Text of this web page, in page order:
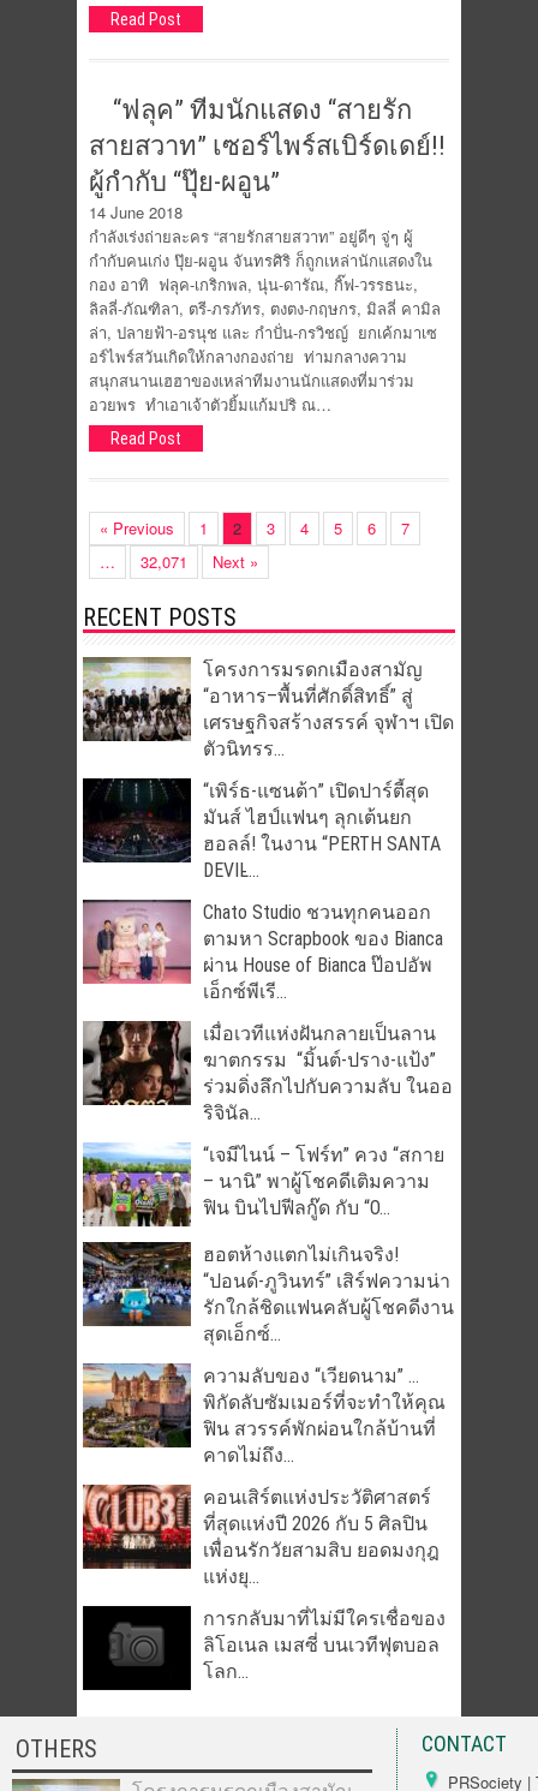
Read Post
“ฟลุค” ทีมนักแสดง “สายรัก
สายสวาท” เซอร์ไพร์สเบิร์ดเดย์!!
ผู้กำกับ “ปุ๊ย-ผอูน”
14 June 2018
กำลังเร่งถ่ายละคร “สายรักสายสวาท” อยู่ดีๆ จู่ๆ ผู้
กำกับคนเก่ง ปุ๊ย-ผอูน จันทรศิริ ก็ถูกเหล่านักแสดงใน
กอง อาทิ ฟลุค-เกริกพล, นุ่น-ดารัณ, กิ๊ฟ-วรรธนะ,
ลิลลี่-ภัณฑิลา, ตรี-ภรภัทร, ตงตง-กฤษกร, มิลลี่ คามิล
ล่า, ปลายฟ้า-อรนุช และ กำปั่น-กรวิชญ์ ยกเค้กมาเซ
อร์ไพร์สวันเกิดให้กลางกองถ่าย ท่ามกลางความ
สนุกสนานเฮฮาของเหล่าทีมงานนักแสดงที่มาร่วม
อวยพร ทำเอาเจ้าตัวยิ้มแก้มปริ ณ…
Read Post
« Previous 1 2 3 4 5 6
7
…
32,071 Next »
RECENT POSTS
โครงการมรดกเมืองสามัญ
“อาหาร–พื้นที่ศักดิ์สิทธิ์” สู่
เศรษฐกิจสร้างสรรค์ จุฬาฯ เปิด
ตัวนิทรร...
“เพิร์ธ-แซนต้า” เปิดปาร์ตี้สุด
มันส์ ไฮป์แฟนๆ ลุกเต้นยก
ฮอลล์! ในงาน “PERTH SANTA
DEVIL̵...
Chato Studio ชวนทุกคนออก
ตามหา Scrapbook ของ Bianca
ผ่าน House of Bianca ป๊อปอัพ
เอ็กซ์พีเรี...
เมื่อเวทีแห่งฝันกลายเป็นลาน
ฆาตกรรม “มิ้นต์-ปราง-แป้ง”
ร่วมดิ่งลึกไปกับความลับ ในออ
ริจินัล...
“เจมีไนน์ – โฟร์ท” ควง “สกาย
– นานิ” พาผู้โชคดีเติมความ
ฟิน บินไปฟีลกู๊ด กับ “O...
ฮอตห้างแตกไม่เกินจริง!
“ปอนด์-ภูวินทร์” เสิร์ฟความน่า
รักใกล้ชิดแฟนคลับผู้โชคดีงาน
สุดเอ็กซ์...
ความลับของ “เวียดนาม” …
พิกัดลับซัมเมอร์ที่จะทำให้คุณ
ฟิน สวรรค์พักผ่อนใกล้บ้านที่
คาดไม่ถึง...
คอนเสิร์ตแห่งประวัติศาสตร์
ที่สุดแห่งปี 2026 กับ 5 ศิลปิน
เพื่อนรักวัยสามสิบ ยอดมงกุฎ
แห่งยุ...
การกลับมาที่ไม่มีใครเชื่อของ
ลิโอเนล เมสซี่ บนเวทีฟุตบอล
โลก...
OTHERS CONTACT
PRSociety |